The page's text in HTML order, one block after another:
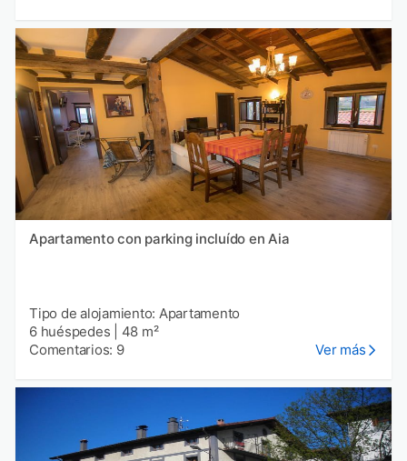
Apartamento con parking incluído en Aia
Tipo de alojamiento: Apartamento
6 huéspedes
48 m²
Comentarios: 9
Ver más